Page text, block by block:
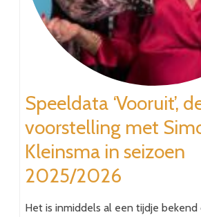
Speeldata ‘Vooruit’,
voorstelling met
Kleinsma in seizoen
2025/2026
Het is inmiddels al een tijdje